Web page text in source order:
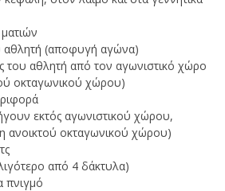
αθλητή (αποφυγή αγώνα)
του αθλητή από τον αγωνιστικό χώρο
οκταγωνικού χώρου)
εκτός αγωνιστικού χώρου,
ανοικτού οκταγωνικού χώρου)
από 4 δάκτυλα)
πνιγμό